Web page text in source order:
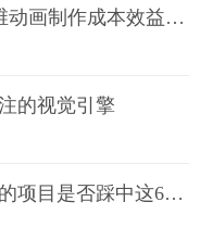
1分钟可能=1条命！安全培训三维动画制作成本效益深度拆解
的视觉引擎
三维动画制作常见问题清单：你的项目是否踩中这6大技术雷区？